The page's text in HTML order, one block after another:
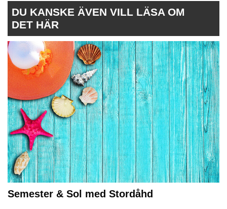
DU KANSKE ÄVEN VILL LÄSA OM
DET HÄR
Semester & Sol med Stordåhd